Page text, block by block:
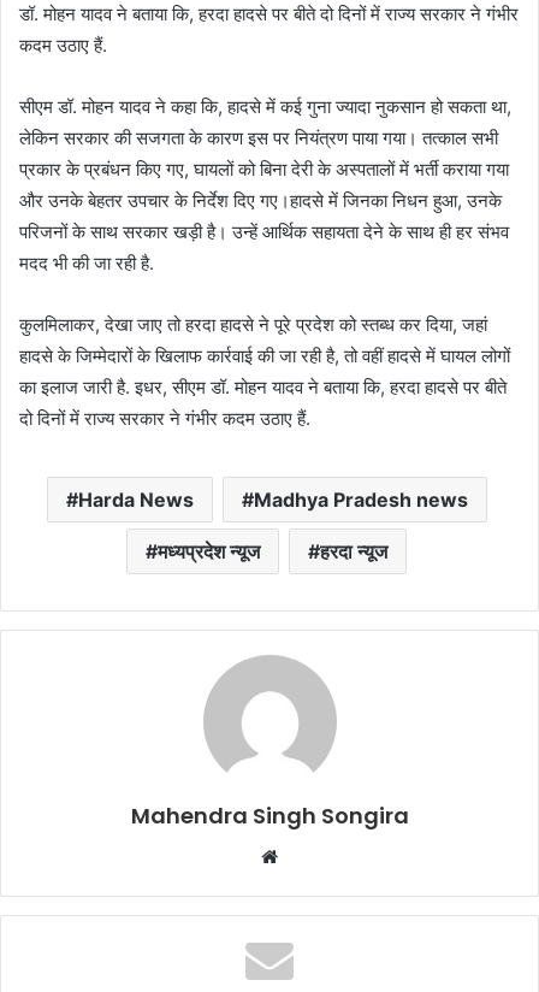
डॉ. मोहन यादव ने बताया कि, हरदा हादसे पर बीते दो दिनों में राज्य सरकार ने गंभीर
कदम उठाए हैं.
सीएम डॉ. मोहन यादव ने कहा कि, हादसे में कई गुना ज्यादा नुकसान हो सकता था,
लेकिन सरकार की सजगता के कारण इस पर नियंत्रण पाया गया। तत्काल सभी
प्रकार के प्रबंधन किए गए, घायलों को बिना देरी के अस्पतालों में भर्ती कराया गया
और उनके बेहतर उपचार के निर्देश दिए गए।हादसे में जिनका निधन हुआ, उनके
परिजनों के साथ सरकार खड़ी है। उन्हें आर्थिक सहायता देने के साथ ही हर संभव
मदद भी की जा रही है.
कुलमिलाकर, देखा जाए तो हरदा हादसे ने पूरे प्रदेश को स्तब्ध कर दिया, जहां
हादसे के जिम्मेदारों के खिलाफ कार्रवाई की जा रही है, तो वहीं हादसे में घायल लोगों
का इलाज जारी है. इधर, सीएम डॉ. मोहन यादव ने बताया कि, हरदा हादसे पर बीते
दो दिनों में राज्य सरकार ने गंभीर कदम उठाए हैं.
Harda News Madhya Pradesh news
मध्यप्रदेश न्यूज हरदा न्यूज
Mahendra Singh Songira
Website